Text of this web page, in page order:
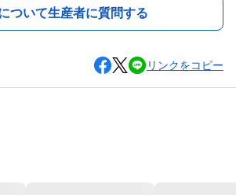
ついて生産者に質問する
リンクをコピー